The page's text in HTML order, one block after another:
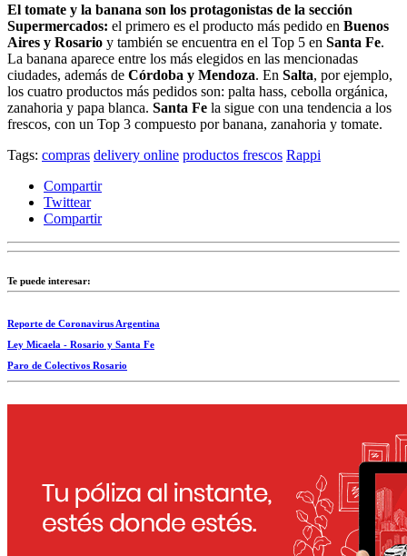
El tomate y la banana son los protagonistas de la sección
Supermercados: el primero es el producto más pedido en Buenos
Aires y Rosario y también se encuentra en el Top 5 en Santa Fe.
La banana aparece entre los más elegidos en las mencionadas
ciudades, además de Córdoba y Mendoza. En Salta, por ejemplo,
los cuatro productos más pedidos son: palta hass, cebolla orgánica,
zanahoria y papa blanca. Santa Fe la sigue con una tendencia a los
frescos, con un Top 3 compuesto por banana, zanahoria y tomate.
Tags: compras delivery online productos frescos Rappi
Compartir
Twittear
Compartir
Te puede interesar:
Reporte de Coronavirus Argentina
Ley Micaela - Rosario y Santa Fe
Paro de Colectivos Rosario